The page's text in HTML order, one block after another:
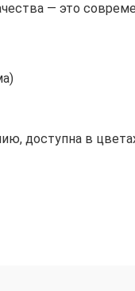
— это
доступна в